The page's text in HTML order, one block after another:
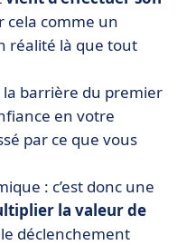
cela comme un
réalité là que tout
barrière du premier
en votre
par ce que vous
: c’est donc une
la valeur de
déclenchement